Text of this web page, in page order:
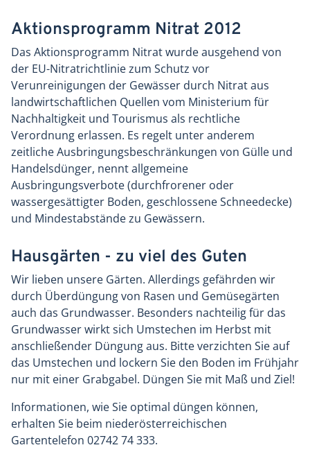
Aktionsprogramm Nitrat 2012
Das Aktionsprogramm Nitrat wurde ausgehend von
der EU-Nitratrichtlinie zum Schutz vor
Verunreinigungen der Gewässer durch Nitrat aus
landwirtschaftlichen Quellen vom Ministerium für
Nachhaltigkeit und Tourismus als rechtliche
Verordnung erlassen. Es regelt unter anderem
zeitliche Ausbringungsbeschränkungen von Gülle und
Handelsdünger, nennt allgemeine
Ausbringungsverbote (durchfrorener oder
wassergesättigter Boden, geschlossene Schneedecke)
und Mindestabstände zu Gewässern.
Hausgärten - zu viel des Guten
Wir lieben unsere Gärten. Allerdings gefährden wir
durch Überdüngung von Rasen und Gemüsegärten
auch das Grundwasser. Besonders nachteilig für das
Grundwasser wirkt sich Umstechen im Herbst mit
anschließender Düngung aus. Bitte verzichten Sie auf
das Umstechen und lockern Sie den Boden im Frühjahr
nur mit einer Grabgabel. Düngen Sie mit Maß und Ziel!
Informationen, wie Sie optimal düngen können,
erhalten Sie beim niederösterreichischen
Gartentelefon 02742 74 333.